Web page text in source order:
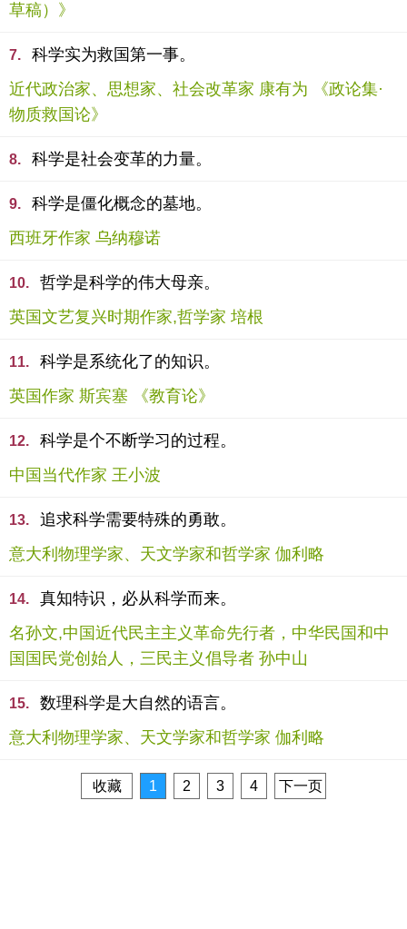
草稿）》
7.
科学实为救国第一事。
近代政治家、思想家、社会改革家 康有为 《政论集·
物质救国论》
8. 科学是社会变革的力量。
9.
科学是僵化概念的墓地。
西班牙作家 乌纳穆诺
10.
哲学是科学的伟大母亲。
英国文艺复兴时期作家,哲学家 培根
11.
科学是系统化了的知识。
英国作家 斯宾塞 《教育论》
12.
科学是个不断学习的过程。
中国当代作家 王小波
13.
追求科学需要特殊的勇敢。
意大利物理学家、天文学家和哲学家 伽利略
14.
真知特识，必从科学而来。
名孙文,中国近代民主主义革命先行者，中华民国和中
国国民党创始人，三民主义倡导者 孙中山
15.
数理科学是大自然的语言。
意大利物理学家、天文学家和哲学家 伽利略
收藏 1 2 3 4 下一页